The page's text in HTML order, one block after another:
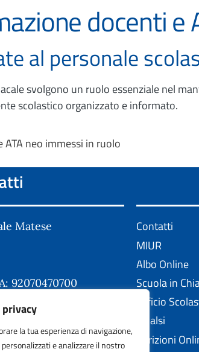
la tua esperienza di navigazione,
e analizzare il nostro
docenti e
al personale
svolgono un ruolo essenziale nel
scolastico organizzato e informato.
neo immessi in ruolo
Matese
92070470700
Contatti
MIUR
Albo Online
Scuola in
Ufficio
Invalsi
Iscrizioni